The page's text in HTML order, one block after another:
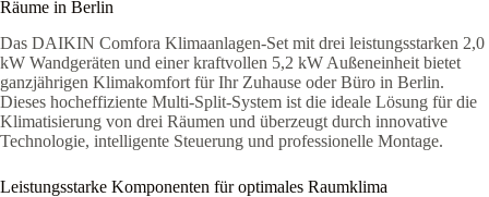
Räume in Berlin
Das DAIKIN Comfora Klimaanlagen-Set mit drei leistungsstarken 2,0
kW Wandgeräten und einer kraftvollen 5,2 kW Außeneinheit bietet
ganzjährigen Klimakomfort für Ihr Zuhause oder Büro in Berlin.
Dieses hocheffiziente Multi-Split-System ist die ideale Lösung für die
Klimatisierung von drei Räumen und überzeugt durch innovative
Technologie, intelligente Steuerung und professionelle Montage.
Leistungsstarke Komponenten für optimales Raumklima